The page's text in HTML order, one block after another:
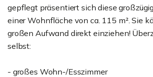
gepflegt präsentiert sich diese
einer Wohnfläche von ca. 115 m². Sie
großen Aufwand direkt einziehen!
selbst:
- großes Wohn-/Esszimmer